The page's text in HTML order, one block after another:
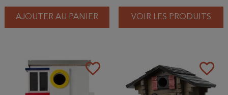
AJOUTER AU PANIER VOIR LES PRODUITS
favorite_border favorite_border